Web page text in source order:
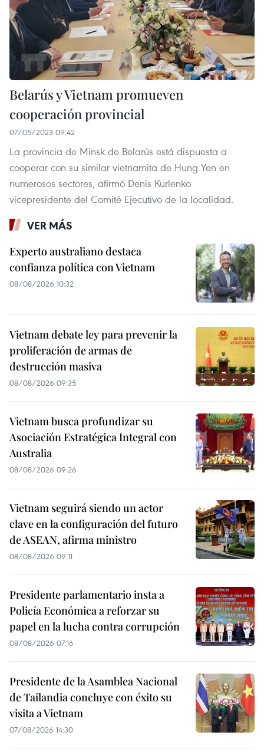
Belarús y Vietnam promueven
cooperación provincial
07/05/2023 09:42
La provincia de Minsk de Belarús está dispuesta a
cooperar con su similar vietnamita de Hung Yen en
numerosos sectores, afirmó Denis Kurlenko
vicepresidente del Comité Ejecutivo de la localidad.
VER MÁS
Experto australiano destaca
confianza política con Vietnam
08/08/2026 10:32
Vietnam debate ley para prevenir la
proliferación de armas de
destrucción masiva
08/08/2026 09:35
Vietnam busca profundizar su
Asociación Estratégica Integral con
Australia
08/08/2026 09:26
Vietnam seguirá siendo un actor
clave en la configuración del futuro
de ASEAN, afirma ministro
08/08/2026 09:11
Presidente parlamentario insta a
Policía Económica a reforzar su
papel en la lucha contra corrupción
08/08/2026 07:16
Presidente de la Asamblea Nacional
de Tailandia concluye con éxito su
visita a Vietnam
07/08/2026 14:30